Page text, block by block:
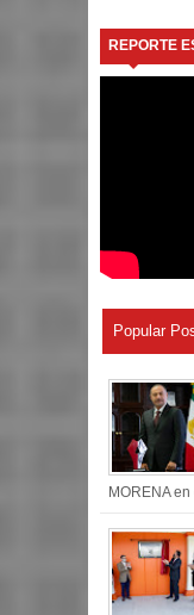
REPORTE
Popular
MORENA en